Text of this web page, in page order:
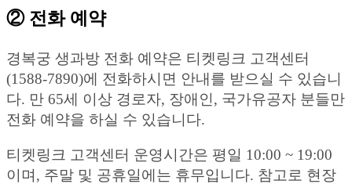
② 전화 예약
경복궁 생과방 전화 예약은 티켓링크 고객센터
(1588-7890)에 전화하시면 안내를 받으실 수 있습니
다. 만 65세 이상 경로자, 장애인, 국가유공자 분들만
전화 예약을 하실 수 있습니다.
티켓링크 고객센터 운영시간은 평일 10:00 ~ 19:00
이며, 주말 및 공휴일에는 휴무입니다. 참고로 현장